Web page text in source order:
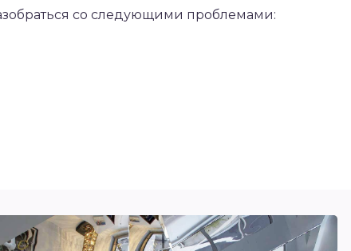
со следующими проблемами: